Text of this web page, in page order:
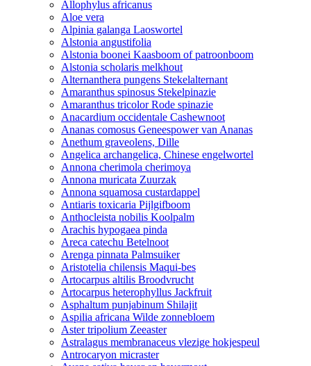
Allophylus africanus
Aloe vera
Alpinia galanga Laoswortel
Alstonia angustifolia
Alstonia boonei Kaasboom of patroonboom
Alstonia scholaris melkhout
Alternanthera pungens Stekelalternant
Amaranthus spinosus Stekelpinazie
Amaranthus tricolor Rode spinazie
Anacardium occidentale Cashewnoot
Ananas comosus Geneespower van Ananas
Anethum graveolens, Dille
Angelica archangelica, Chinese engelwortel
Annona cherimola cherimoya
Annona muricata Zuurzak
Annona squamosa custardappel
Antiaris toxicaria Pijlgifboom
Anthocleista nobilis Koolpalm
Arachis hypogaea pinda
Areca catechu Betelnoot
Arenga pinnata Palmsuiker
Aristotelia chilensis Maqui-bes
Artocarpus altilis Broodvrucht
Artocarpus heterophyllus Jackfruit
Asphaltum punjabinum Shilajit
Aspilia africana Wilde zonnebloem
Aster tripolium Zeeaster
Astralagus membranaceus vlezige hokjespeul
Antrocaryon micraster